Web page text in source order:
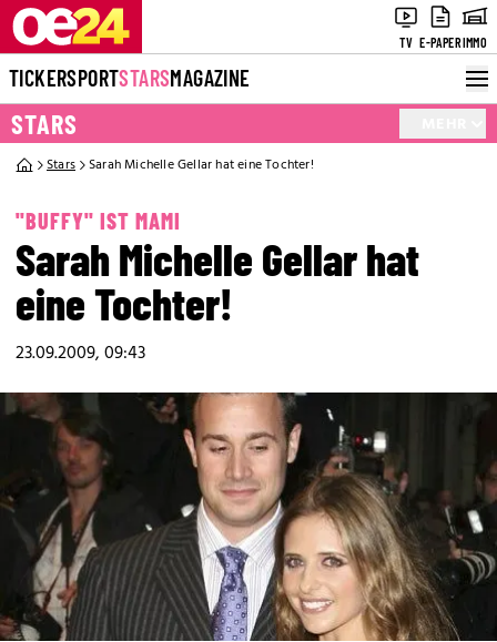
TV E-PAPERIMMO
TICKERSPORTSTARSMAGAZINE
STARS
Stars Sarah Michelle Gellar hat eine Tochter!
"BUFFY" IST MAMI
Sarah Michelle Gellar hat
eine Tochter!
23.09.2009, 09:43